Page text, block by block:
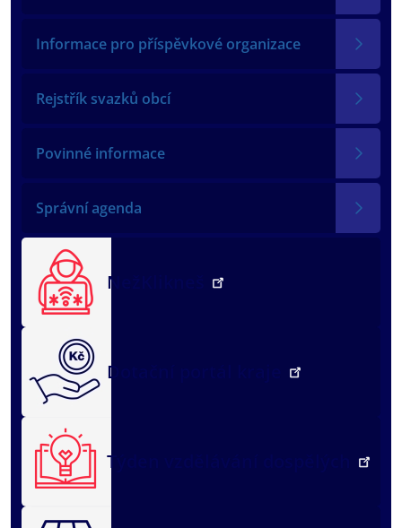
Informace pro příspěvkové organizace
Rejstřík svazků obcí
Povinné informace
Správní agenda
NežKlikneš
Dotační portál kraje
Týden vzdělávání dospělých